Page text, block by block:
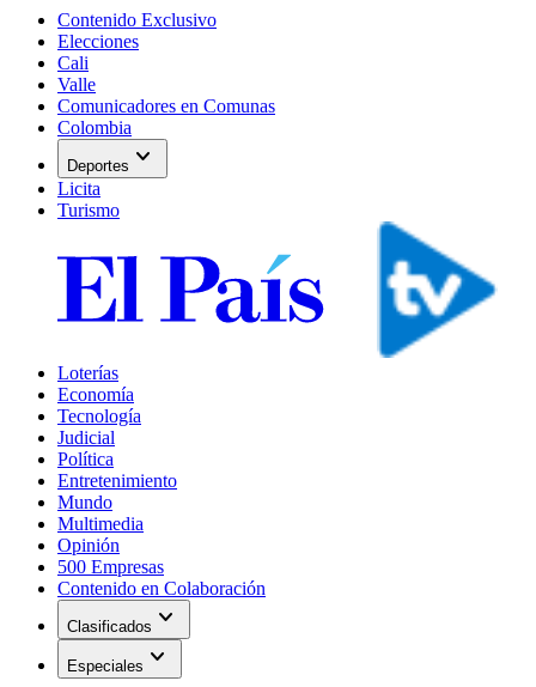
Contenido Exclusivo
Elecciones
Cali
Valle
Comunicadores en Comunas
Colombia
Deportes expand_more
Licita
Turismo
Loterías
Economía
Tecnología
Judicial
Política
Entretenimiento
Mundo
Multimedia
Opinión
500 Empresas
Contenido en Colaboración
Clasificados expand_more
Especiales expand_more